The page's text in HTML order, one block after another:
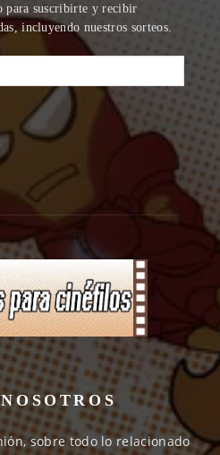
para suscribirte y recibir
incluyendo nuestros sorteos.
sobre todo lo relacionado